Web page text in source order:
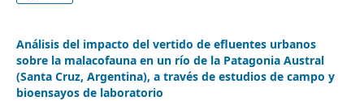
Análisis del impacto del vertido de efluentes urbanos
sobre la malacofauna en un río de la Patagonia Austral
(Santa Cruz, Argentina), a través de estudios de campo y
bioensayos de laboratorio